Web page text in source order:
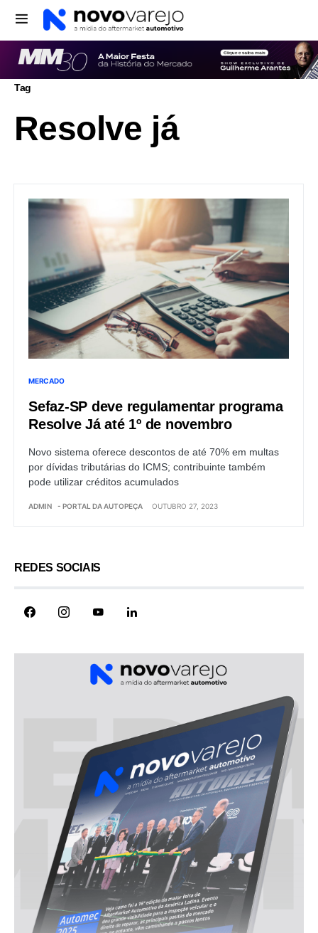
Tag
Resolve já
MERCADO
Sefaz-SP deve regulamentar programa
Resolve Já até 1º de novembro
Novo sistema oferece descontos de até 70% em multas
por dívidas tributárias do ICMS; contribuinte também
pode utilizar créditos acumulados
ADMIN - PORTAL DA AUTOPEÇA OUTUBRO 27, 2023
REDES SOCIAIS